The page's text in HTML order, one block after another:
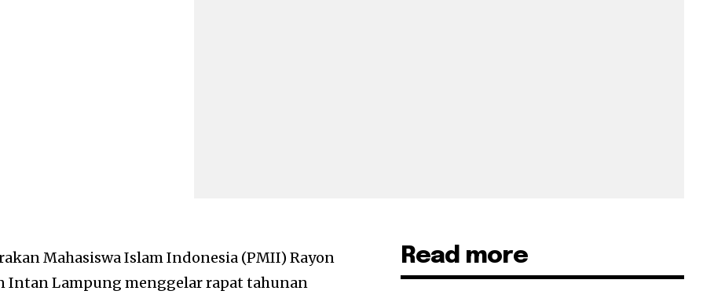
Mahasiswa Islam Indonesia (PMII) Rayon
Intan Lampung menggelar rapat tahunan
Read more